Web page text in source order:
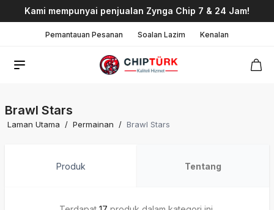
Kami mempunyai penjualan Zynga Chip 7 & 24 Jam!
Pemantauan Pesanan Soalan Lazim Kenalan
Brawl Stars
Laman Utama / Permainan / Brawl Stars
Produk Tentang